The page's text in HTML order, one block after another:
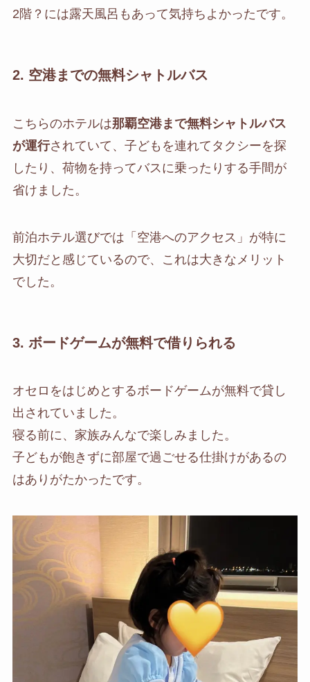
2階？には露天風呂もあって気持ちよかったです。
2. 空港までの無料シャトルバス
こちらのホテルは那覇空港まで無料シャトルバス
が運行されていて、子どもを連れてタクシーを探
したり、荷物を持ってバスに乗ったりする手間が
省けました。
前泊ホテル選びでは「空港へのアクセス」が特に
大切だと感じているので、これは大きなメリット
でした。
3. ボードゲームが無料で借りられる
オセロをはじめとするボードゲームが無料で貸し
出されていました。
寝る前に、家族みんなで楽しみました。
子どもが飽きずに部屋で過ごせる仕掛けがあるの
はありがたかったです。